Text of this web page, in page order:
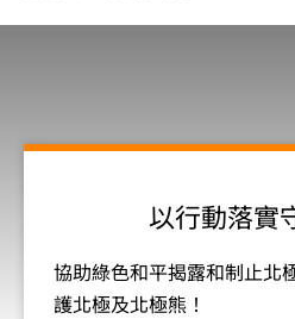
以行動落實
協助綠色和平揭露和制止北
護北極及北極熊！